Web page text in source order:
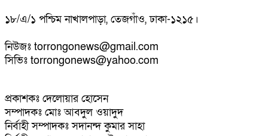
১৮/এ/১ পশ্চিম নাখালপাড়া, তেজগাঁও, ঢাকা-১২১৫।
নিউজঃ torrongonews@gmail.com
সিভিঃ torrongonews@yahoo.com
প্রকাশকঃ দেলোয়ার হোসেন
সম্পাদকঃ মোঃ আবদুল ওয়াদুদ
নির্বাহী সম্পাদকঃ সদানন্দ কুমার সাহা